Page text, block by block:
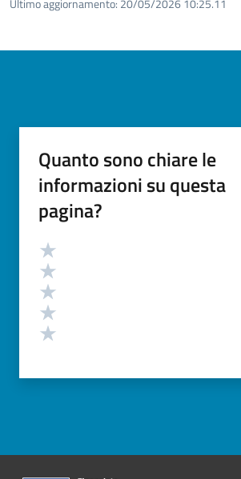
Quanto sono chiare le
informazioni su questa
pagina?
Valutazione